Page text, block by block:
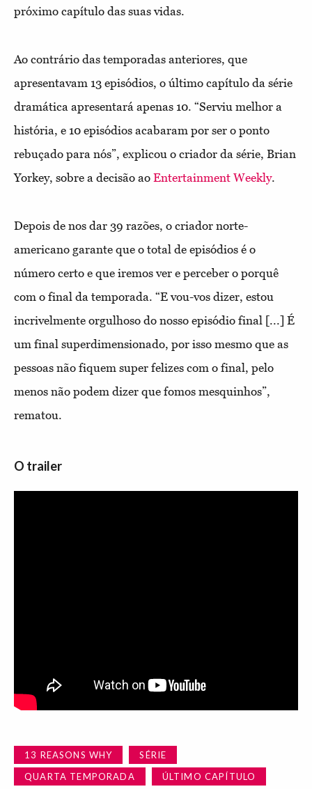
próximo capítulo das suas vidas.
Ao contrário das temporadas anteriores, que
apresentavam 13 episódios, o último capítulo da série
dramática apresentará apenas 10. “Serviu melhor a
história, e 10 episódios acabaram por ser o ponto
rebuçado para nós”, explicou o criador da série, Brian
Yorkey, sobre a decisão ao Entertainment Weekly.
Depois de nos dar 39 razões, o criador norte-
americano garante que o total de episódios é o
número certo e que iremos ver e perceber o porquê
com o final da temporada. “E vou-vos dizer, estou
incrivelmente orgulhoso do nosso episódio final [...] É
um final superdimensionado, por isso mesmo que as
pessoas não fiquem super felizes com o final, pelo
menos não podem dizer que fomos mesquinhos”,
rematou.
O trailer
13 REASONS WHY
SÉRIE
QUARTA TEMPORADA
ÚLTIMO CAPÍTULO